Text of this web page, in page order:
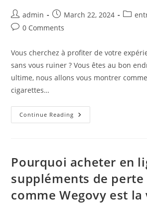
Post
author:
admin
Post
published:
March 22, 2024
Post
Post0 Comments
Vous cherchez à profiter de votre
sans vous ruiner ? Vous êtes au bon
ultime, nous allons vous montrer
cigarettes…
Continue Reading Le
Guide
Cigarettes
À
Réduit
Sans
Sacrifier
La
Pourquoi acheter en
suppléments de perte
comme Wegovy est la